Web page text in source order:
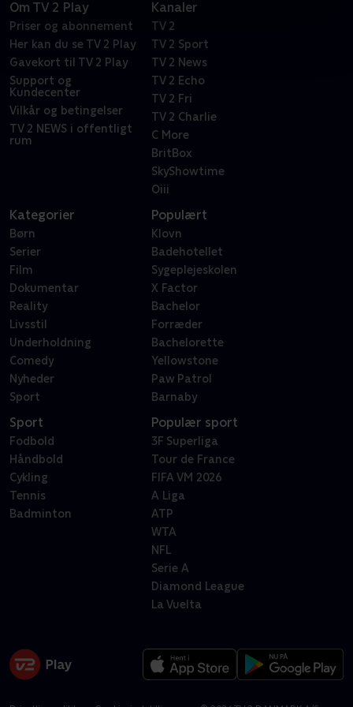
Om TV 2 Play
Priser og abonnement
Her kan du se TV 2 Play
Gavekort til TV 2 Play
Support og
Kundecenter
Vilkår og betingelser
TV 2 NEWS i offentligt
rum
Kanaler
TV 2
TV 2 Sport
TV 2 News
TV 2 Echo
TV 2 Fri
TV 2 Charlie
C More
BritBox
SkyShowtime
Oiii
Kategorier
Børn
Serier
Film
Dokumentar
Reality
Livsstil
Underholdning
Comedy
Nyheder
Sport
Populært
Klovn
Badehotellet
Sygeplejeskolen
X Factor
Bachelor
Forræder
Bachelorette
Yellowstone
Paw Patrol
Barnaby
Sport
Fodbold
Håndbold
Cykling
Tennis
Badminton
Populær sport
3F Superliga
Tour de France
FIFA VM 2026
A Liga
ATP
WTA
NFL
Serie A
Diamond League
La Vuelta